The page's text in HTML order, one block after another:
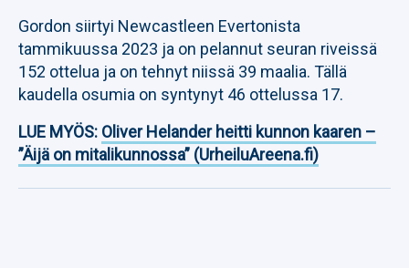
Gordon siirtyi Newcastleen Evertonista
tammikuussa 2023 ja on pelannut seuran riveissä
152 ottelua ja on tehnyt niissä 39 maalia. Tällä
kaudella osumia on syntynyt 46 ottelussa 17.
LUE MYÖS: Oliver Helander heitti kunnon kaaren –
”Äijä on mitalikunnossa” (UrheiluAreena.fi)